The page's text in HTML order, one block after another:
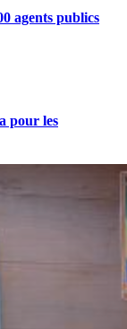
agents publics
pour les